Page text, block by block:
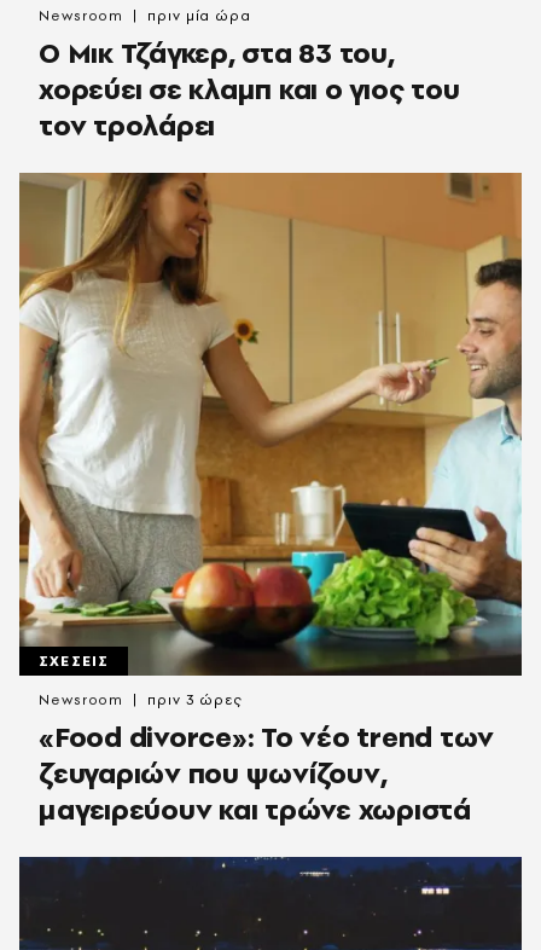
Ο Μικ Τζάγκερ, στα 83 του,
χορεύει σε κλαμπ και ο γιος του
τον τρολάρει
Newsroom πριν μία ώρα
ΣΧΕΣΕΙΣ
«Food divorce»: Το νέο trend των
ζευγαριών που ψωνίζουν,
μαγειρεύουν και τρώνε χωριστά
Newsroom πριν 3 ώρες